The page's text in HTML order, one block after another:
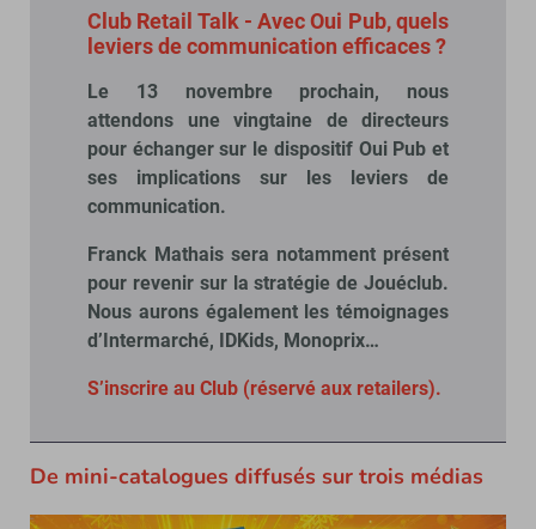
Club Retail Talk - Avec Oui Pub, quels
leviers de communication efficaces ?
Le 13 novembre prochain, nous
attendons une vingtaine de directeurs
pour échanger sur le dispositif Oui Pub et
ses implications sur les leviers de
communication.
Franck Mathais sera notamment présent
pour revenir sur la stratégie de Jouéclub.
Nous aurons également les témoignages
d’Intermarché, IDKids, Monoprix…
S’inscrire au Club (réservé aux retailers).
De mini-catalogues diffusés sur trois médias